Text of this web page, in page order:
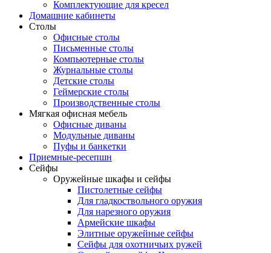
Комплектующие для кресел
Домашние кабинеты
Столы
Офисные столы
Письменные столы
Компьютерные столы
Журнальные столы
Детские столы
Геймерские столы
Производственные столы
Мягкая офисная мебель
Офисные диваны
Модульные диваны
Пуфы и банкетки
Приемные-ресепшн
Сейфы
Оружейные шкафы и сейфы
Пистолетные сейфы
Для гладкоствольного оружия
Для нарезного оружия
Армейские шкафы
Элитные оружейные сейфы
Сейфы для охотничьих ружей